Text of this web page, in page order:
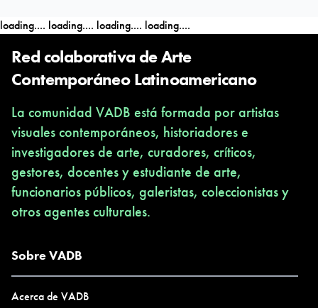
loading.... loading.... loading.... loading....
Red colaborativa de Arte
Contemporáneo Latinoamericano
La comunidad VADB está formada por artistas
visuales contemporáneos, historiadores e
investigadores de arte, curadores, críticos,
gestores, docentes y estudiante de arte,
funcionarios públicos, galeristas, coleccionistas y
otros agentes culturales.
Sobre VADB
Acerca de VADB